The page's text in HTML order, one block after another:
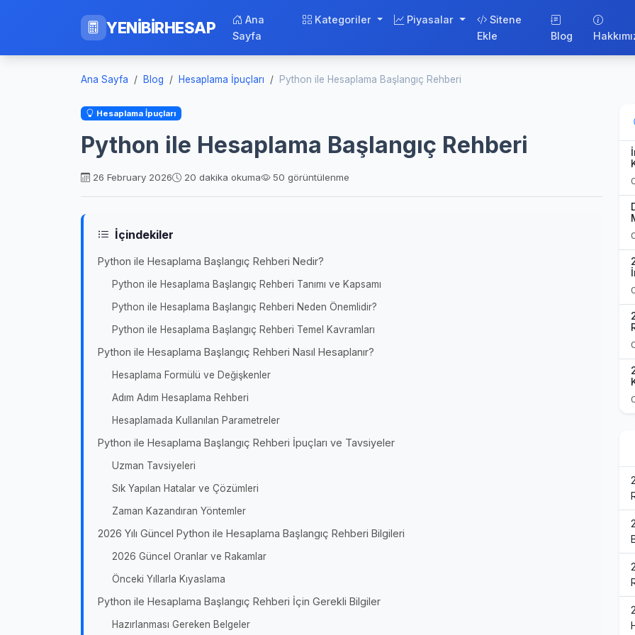
YENİBİRHESAP
Ana
Sayfa
Kategoriler Piyasalar
Sitene
Ekle
Blog
Ana Sayfa Blog Hesaplama İpuçları Python ile Hesaplama Başlangıç Rehberi
Hesaplama İpuçları
Python ile Hesaplama Başlangıç Rehberi
26 February 2026 20 dakika okuma 50 görüntülenme
İçindekiler
Python ile Hesaplama Başlangıç Rehberi Nedir?
Python ile Hesaplama Başlangıç Rehberi Tanımı ve Kapsamı
Python ile Hesaplama Başlangıç Rehberi Neden Önemlidir?
Python ile Hesaplama Başlangıç Rehberi Temel Kavramları
Python ile Hesaplama Başlangıç Rehberi Nasıl Hesaplanır?
Hesaplama Formülü ve Değişkenler
Adım Adım Hesaplama Rehberi
Hesaplamada Kullanılan Parametreler
Python ile Hesaplama Başlangıç Rehberi İpuçları ve Tavsiyeler
Uzman Tavsiyeleri
Sık Yapılan Hatalar ve Çözümleri
Zaman Kazandıran Yöntemler
2026 Yılı Güncel Python ile Hesaplama Başlangıç Rehberi Bilgileri
2026 Güncel Oranlar ve Rakamlar
Önceki Yıllarla Kıyaslama
Python ile Hesaplama Başlangıç Rehberi İçin Gerekli Bilgiler
Hazırlanması Gereken Belgeler